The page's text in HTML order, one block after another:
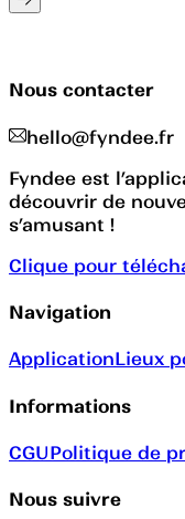
Nous contacter
hello@fyndee.fr
Fyndee est
découvrir de
s’amusant !
Clique pour
Navigation
ApplicationLieux
Informations
CGUPolitique de
Nous suivre